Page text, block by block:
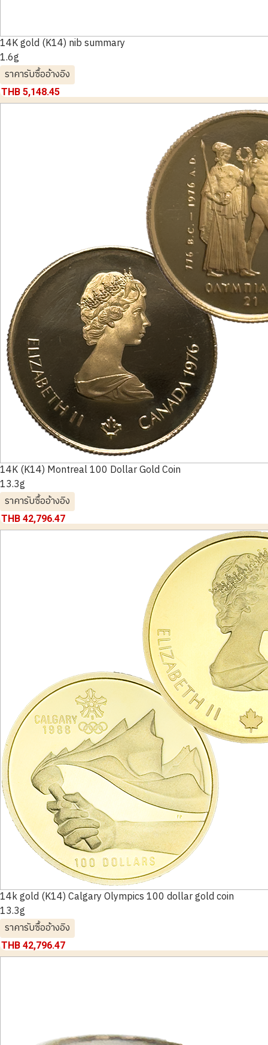
14K gold (K14) nib summary
1.6g
ราคารับซื้ออ้างอิง
THB 5,148.45
14K (K14) Montreal 100 Dollar Gold Coin
13.3g
ราคารับซื้ออ้างอิง
THB 42,796.47
14k gold (K14) Calgary Olympics 100 dollar gold coin
13.3g
ราคารับซื้ออ้างอิง
THB 42,796.47